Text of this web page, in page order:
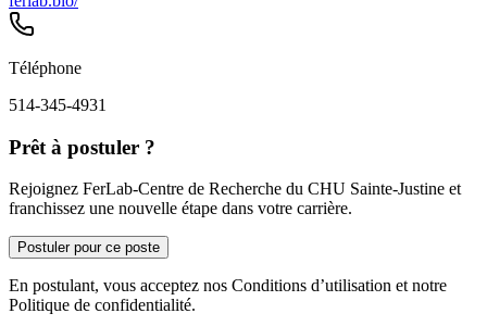
Téléphone
514-345-4931
Prêt à postuler ?
Rejoignez FerLab-Centre de Recherche du CHU Sainte-Justine et
franchissez une nouvelle étape dans votre carrière.
Postuler pour ce poste
En postulant, vous acceptez nos Conditions d’utilisation et notre
Politique de confidentialité.